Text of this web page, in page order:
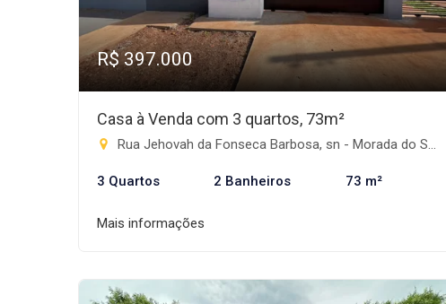
R$ 397.000
Casa à Venda com 3 quartos, 73m²
Rua Jehovah da Fonseca Barbosa, sn - Morada do Sol, Rio Brilhante-MS
3 Quartos 2 Banheiros 73 m²
Mais informações